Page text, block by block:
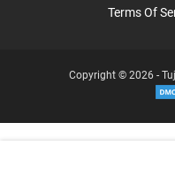
Terms Of
Copyright © 2026 -